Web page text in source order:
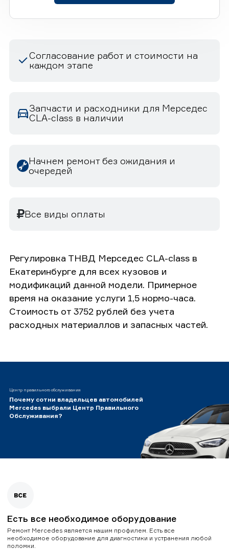
Согласование работ и стоимости на
каждом этапе
Запчасти и расходники для Мерседес
CLA-class в наличии
Начнем ремонт без ожидания и
очередей
Все виды оплаты
Регулировка ТНВД Мерседес CLA-class в
Екатеринбурге для всех кузовов и
модификаций данной модели. Примерное
время на оказание услуги 1,5 нормо-часа.
Стоимость от 3752 рублей без учета
расходных материаллов и запасных частей.
Центр правильного обслуживания
Почему сотни владельцев автомобилей
Mercedes выбрали Центр Правильного
Обслуживания?
Есть все необходимое оборудование
Ремонт Mercedes является нашим профилем. Есть все
необходимое оборудование для диагностики и устранения любой
поломки.